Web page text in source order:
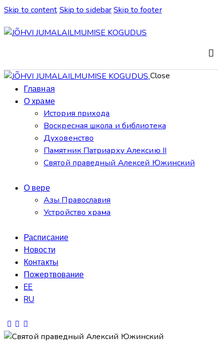
Skip to content Skip to sidebarSkip to footer
Close
Главная
О храме
История прихода
Воскресная школа и библиотека
Духовенство
Памятник Патриарху Алексию II
Святой праведный Алексей Южинский
О вере
Азы Православия
Устройство храма
Расписание
Новости
Контакты
Пожертвование
EE
RU